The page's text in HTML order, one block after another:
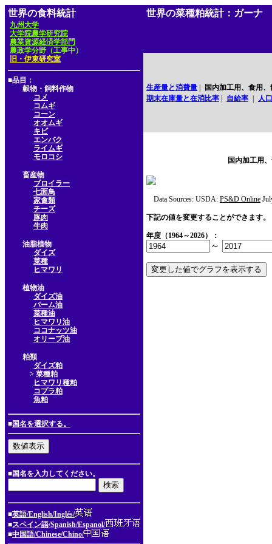
世界の食料統計
九州大学
大学院農学研究院
農業資源経済学部門
農政学分野（工事中）
旧・伊東研究室
■品目：
穀物・飼料作物
コメ
コムギ
コーン
オオムギ
キビ
エンバク
ライムギ
モロコシ
畜産物
ブロイラー
七面鳥
家禽類
チーズ
豚肉
牛肉
油脂植物
ダイズ
菜種
ヒマワリ
植物油
ダイズ油
パーム油
菜種油
ヒマワリ油
ココナッツ油
オリーブ油
粕類
ダイズ粕
> 菜種粕
ヒマワリ種粕
コプラ粕
魚粕
■国名を選択する。
■国名を入力してください。
■英語/English/Inglés/
■スペイン語/Spanish/Espanol/
■中国語/Chinese/Chino/
世界の菜種粕統計：ガーナ
生産量と消費量
国内加工用、食用
期末在庫量と在消比率
自給率 人口
国内加工用
Data Sources: USDA: PS&D Online
下記の値を変更することができます。
年度（1964～2026）：
～